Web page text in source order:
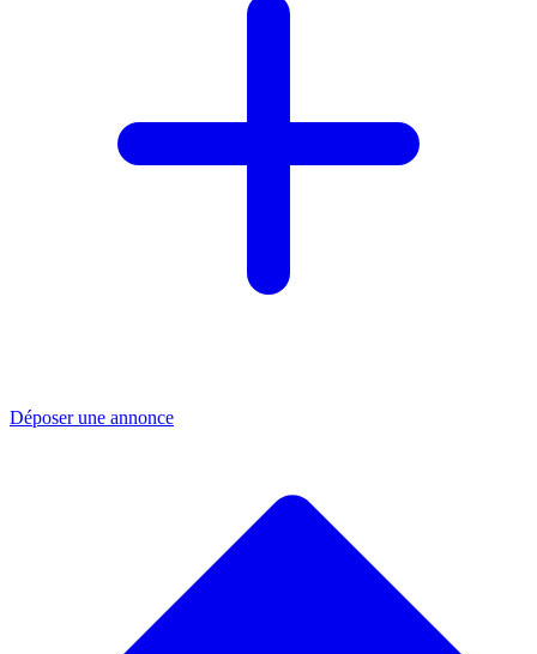
Déposer une annonce